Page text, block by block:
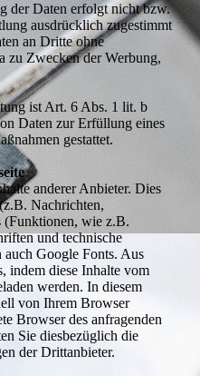
der Daten erfolgt nicht bzw.
ausdrücklich zugestimmt
an Dritte ohne
zu Zwecken der Werbung,
ist Art. 6 Abs. 1 lit. b
Daten zur Erfüllung eines
gestattet.
anderer Anbieter. Dies
Nachrichten,
(Funktionen, wie z.B.
und technische
Google Fonts. Aus
indem diese Inhalte vom
werden. In diesem
von Ihrem Browser
Browser des anfragenden
Sie diesbezüglich die
der Drittanbieter.